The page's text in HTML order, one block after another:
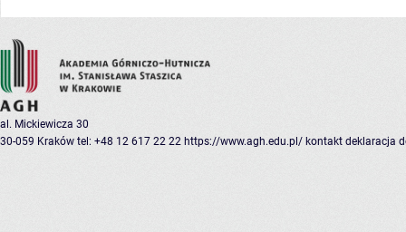
al. Mickiewicza 30
30-059 Kraków tel: +48 12 617 22 22 https://www.agh.edu.pl/ kontakt deklaracja